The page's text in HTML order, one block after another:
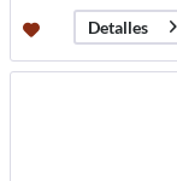
Detalles